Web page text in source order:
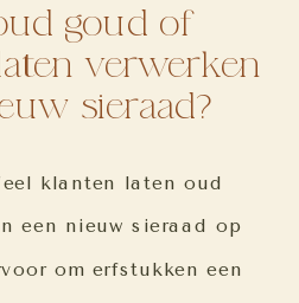
klanten laten oud
een nieuw sieraad op
om erfstukken een
goud of
verwerken
sieraad?